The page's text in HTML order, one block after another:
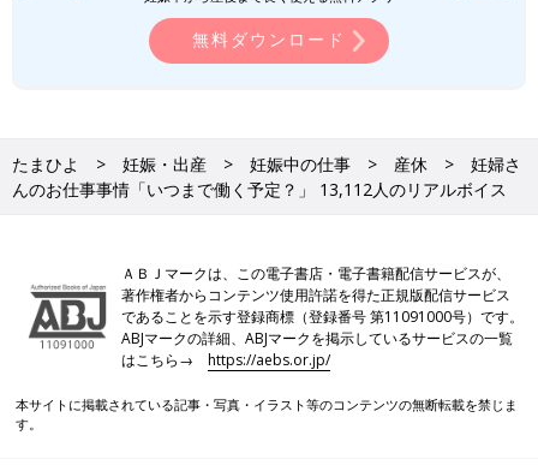
無料ダウンロード
たまひよ 妊娠・出産 妊娠中の仕事 産休
妊婦さ
んのお仕事事情「いつまで働く予定？」 13,112人のリアルボイス
ＡＢＪマークは、この電子書店・電子書籍配信サービスが、
著作権者からコンテンツ使用許諾を得た正規版配信サービス
であることを示す登録商標（登録番号 第11091000号）です。
ABJマークの詳細、ABJマークを掲示しているサービスの一覧
はこちら→https://aebs.or.jp/
本サイトに掲載されている記事・写真・イラスト等のコンテンツの無断転載を禁じま
す。